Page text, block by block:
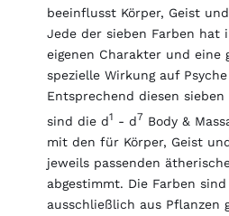
beeinflusst Körper, Geist
Jede der sieben Farben hat
eigenen Charakter und eine
spezielle Wirkung auf
Entsprechend diesen sieben
sind die d1 - d7 Body &
mit den für Körper, Geist
jeweils passenden
abgestimmt. Die Farben sind
ausschließlich aus Pflanzen